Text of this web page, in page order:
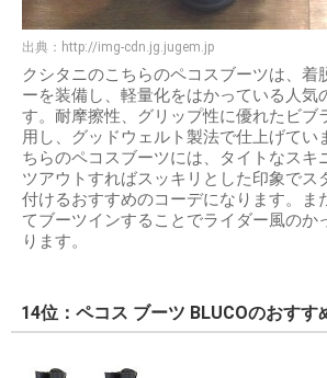
出典： http://img-cdn.jg.jugem.jp
クシタニのこちらのペコスブーツは、着
ーを装備し、軽量化をはかっている人気
す。耐摩擦性、グリップ性に優れたビブ
用し、グッドウェルト製法で仕上げてい
ちらのペコスブーツには、タイトなスキ
ツアウトすればスッキリとした印象でス
付けるおすすめのコーデになります。ま
てブーツインすることでライダー風のか
ります。
14位：ペコス ブーツ BLUCOのおすす